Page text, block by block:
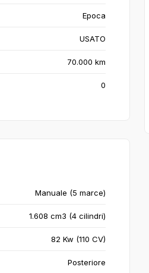
Epoca
USATO
70.000 km
0
Manuale (5 marce)
1.608 cm3 (4 cilindri)
82 Kw (110 CV)
Posteriore